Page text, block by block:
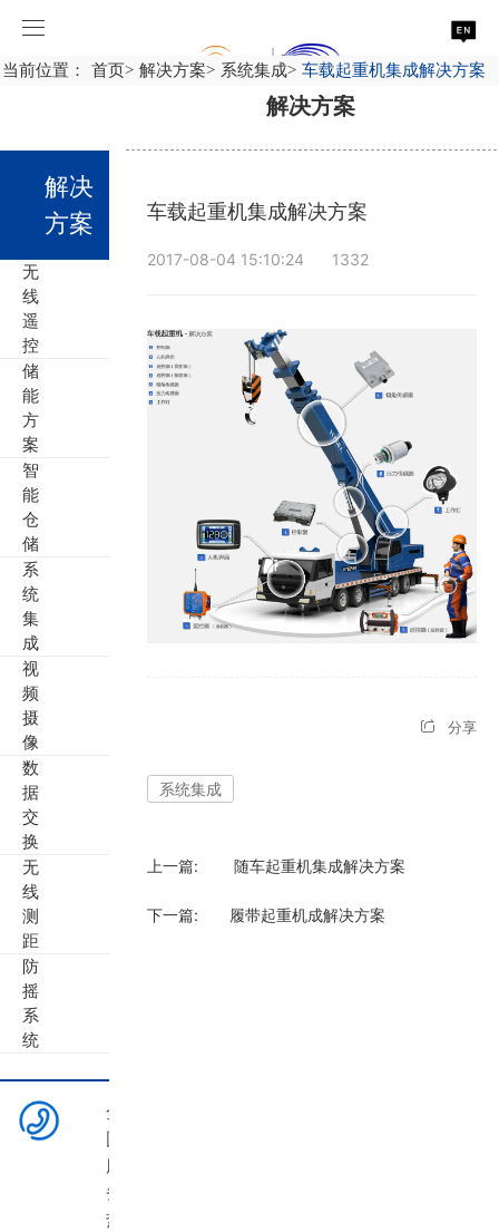
当前位置： 首页> 解决方案> 系统集成> 车载起重机集成解决方案
解决方案
解决
方案
无
线
遥
控
储
能
方
案
智
能
仓
储
系
统
集
成
视
频
摄
像
数
据
交
换
无
线
测
距
防
摇
系
统
全
国
服
务
热
车载起重机集成解决方案
2017-08-04 15:10:24 1332
分享
系统集成
上一篇: 随车起重机集成解决方案
下一篇: 履带起重机成解决方案